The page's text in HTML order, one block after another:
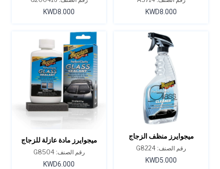
KWD8.000
KWD8.000
ميجوايرز منظف ​​الزجاج
بيرفكت كلاريتي 24 أونصة
رقم الصنف: G8224
KWD5.000
ميجوايرز مادة عازلة للزجاج
بيرفكت كلاريتي - 4 أونصة
رقم الصنف: G8504
KWD6.000